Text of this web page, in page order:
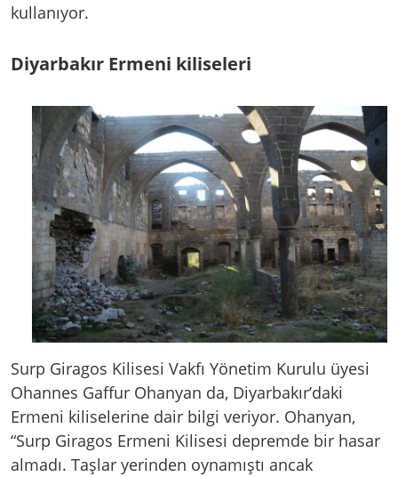
kullanıyor.
Diyarbakır Ermeni kiliseleri
Surp Giragos Kilisesi Vakfı Yönetim Kurulu üyesi
Ohannes Gaffur Ohanyan da, Diyarbakır’daki
Ermeni kiliselerine dair bilgi veriyor. Ohanyan,
“Surp Giragos Ermeni Kilisesi depremde bir hasar
almadı. Taşlar yerinden oynamıştı ancak